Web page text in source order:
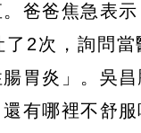
爸爸焦急表
了2次，詢問當
胃炎」。吳
有哪裡不舒服